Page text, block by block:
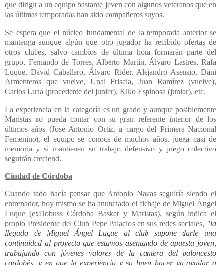
que dirigir a un equipo bastante joven con algunos veteranos que en
las últimas temporadas han sido compañeros suyos.
Se espera que el núcleo fundamental de la temporada anterior se
mantenga aunque algún que otro jugador ha recibido ofertas de
otros clubes, salvo cambios de última hora formarán parte del
grupo, Fernando de Torres, Alberto Martín, Álvaro Lastres, Rafa
Luque, David Caballero, Álvaro Rider, Alejandro Asensio, Dani
Armenteros que vuelve, Unai Friscia, Juan Ramírez (vuelve),
Carlos Luna (procedente del junior), Kiko Espinosa (junior), etc.
La experiencia en la categoría es un grado y aunque posiblemente
Maristas no pueda contar con su gran referente interior de los
últimos años (José Antonio Ortiz, a cargo del Primera Nacional
Femenino), el equipo se conoce de muchos años, juega casi de
memoria y si mantienen su trabajo defensivo y juego colectivo
seguirán creciend.
Ciudad de Córdoba
Cuando todo hacía pensar que Antonio Navas seguiría siendo el
entrenador, hoy mismo se ha anunciado el fichaje de Miguel Ángel
Luque (exDobuss Córdoba Basket y Maristas), según indica el
propio Presidente del Club Pepe Palacios en sus redes sociales, "la
llegada de Miguel Ángel Luque al club supone darle una
continuidad al proyecto que estamos asentando de apuesta joven,
trabajando con jóvenes valores de la cantera del baloncesto
cordobés, y en que la experiencia y su buen hacer va ayudar a